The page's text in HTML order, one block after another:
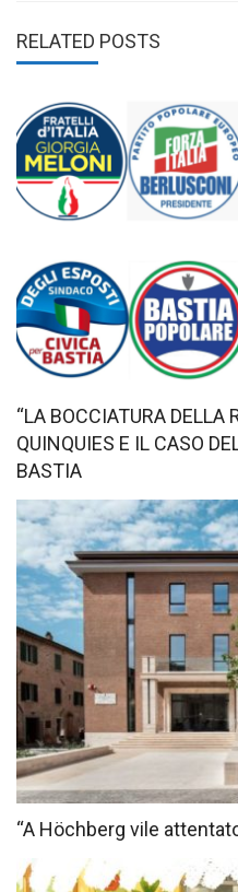
RELATED POSTS
“LA BOCCIATURA DELLA
QUINQUIES E IL CASO
BASTIA
“A Höchberg vile